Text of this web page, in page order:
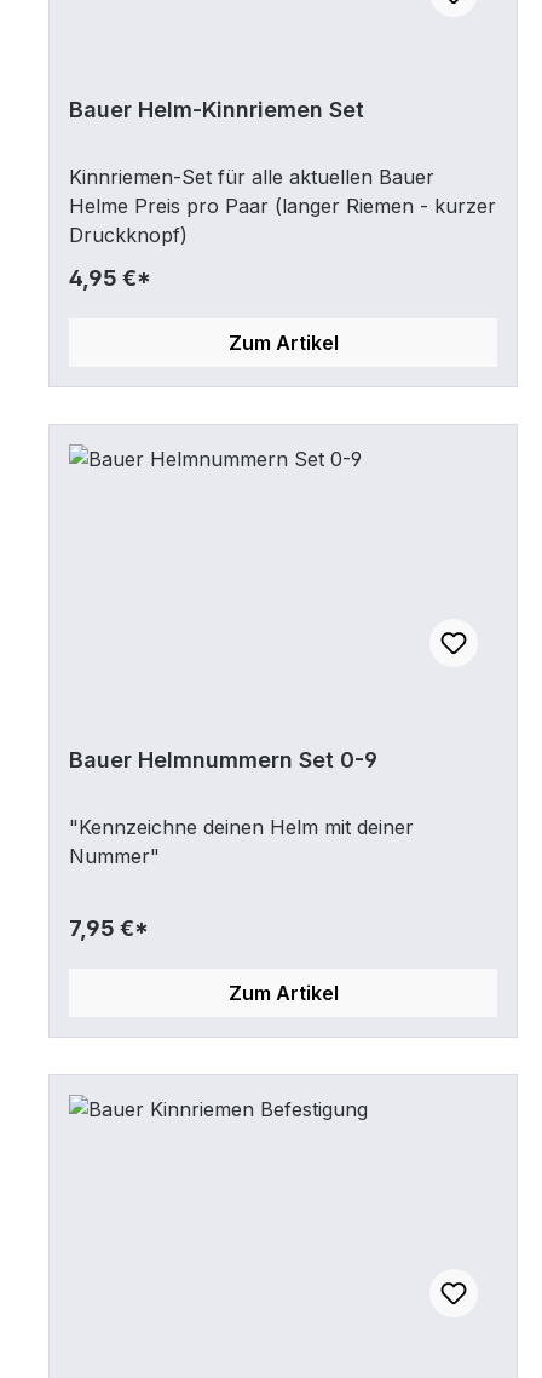
Bauer Helm-Kinnriemen Set
Kinnriemen-Set für alle aktuellen Bauer
Helme Preis pro Paar (langer Riemen - kurzer
Druckknopf)
4,95 €*
Zum Artikel
Bauer Helmnummern Set 0-9
"Kennzeichne deinen Helm mit deiner
Nummer"
7,95 €*
Zum Artikel